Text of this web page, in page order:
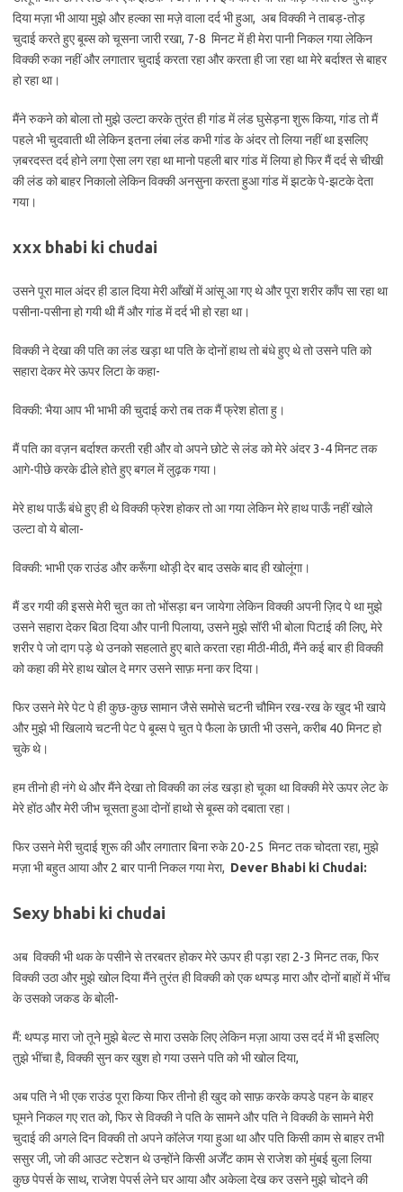
दिया मज़ा भी आया मुझे और हल्का सा मज़े वाला दर्द भी हुआ, अब विक्की ने ताबड़-तोड़
चुदाई करते हुए बूब्स को चूसना जारी रखा, 7-8 मिनट में ही मेरा पानी निकल गया लेकिन
विक्की रुका नहीं और लगातार चुदाई करता रहा और करता ही जा रहा था मेरे बर्दाश्त से बाहर
हो रहा था।
मैंने रुकने को बोला तो मुझे उल्टा करके तुरंत ही गांड में लंड घुसेड़ना शुरू किया, गांड तो मैं
पहले भी चुदवाती थी लेकिन इतना लंबा लंड कभी गांड के अंदर तो लिया नहीं था इसलिए
ज़बरदस्त दर्द होने लगा ऐसा लग रहा था मानो पहली बार गांड में लिया हो फिर मैं दर्द से चीखी
की लंड को बाहर निकालो लेकिन विक्की अनसुना करता हुआ गांड में झटके पे-झटके देता
गया।
xxx bhabi ki chudai
उसने पूरा माल अंदर ही डाल दिया मेरी आँखों में आंसू आ गए थे और पूरा शरीर काँप सा रहा था
पसीना-पसीना हो गयी थी मैं और गांड में दर्द भी हो रहा था।
विक्की ने देखा की पति का लंड खड़ा था पति के दोनों हाथ तो बंधे हुए थे तो उसने पति को
सहारा देकर मेरे ऊपर लिटा के कहा-
विक्की: भैया आप भी भाभी की चुदाई करो तब तक मैं फ्रेश होता हु।
मैं पति का वज़न बर्दाश्त करती रही और वो अपने छोटे से लंड को मेरे अंदर 3-4 मिनट तक
आगे-पीछे करके ढीले होते हुए बगल में लुढ़क गया।
मेरे हाथ पाऊँ बंधे हुए ही थे विक्की फ्रेश होकर तो आ गया लेकिन मेरे हाथ पाऊँ नहीं खोले
उल्टा वो ये बोला-
विक्की: भाभी एक राउंड और करूँगा थोड़ी देर बाद उसके बाद ही खोलूंगा।
मैं डर गयी की इससे मेरी चुत का तो भोंसड़ा बन जायेगा लेकिन विक्की अपनी ज़िद पे था मुझे
उसने सहारा देकर बिठा दिया और पानी पिलाया, उसने मुझे सॉरी भी बोला पिटाई की लिए, मेरे
शरीर पे जो दाग पड़े थे उनको सहलाते हुए बाते करता रहा मीठी-मीठी, मैंने कई बार ही विक्की
को कहा की मेरे हाथ खोल दे मगर उसने साफ़ मना कर दिया।
फिर उसने मेरे पेट पे ही कुछ-कुछ सामान जैसे समोसे चटनी चौमिन रख-रख के खुद भी खाये
और मुझे भी खिलाये चटनी पेट पे बूब्स पे चुत पे फैला के छाती भी उसने, करीब 40 मिनट हो
चुके थे।
हम तीनो ही नंगे थे और मैंने देखा तो विक्की का लंड खड़ा हो चूका था विक्की मेरे ऊपर लेट के
मेरे होंठ और मेरी जीभ चूसता हुआ दोनों हाथो से बूब्स को दबाता रहा।
फिर उसने मेरी चुदाई शुरू की और लगातार बिना रुके 20-25 मिनट तक चोदता रहा, मुझे
मज़ा भी बहुत आया और 2 बार पानी निकल गया मेरा, Dever Bhabi ki Chudai:
Sexy bhabi ki chudai
अब विक्की भी थक के पसीने से तरबतर होकर मेरे ऊपर ही पड़ा रहा 2-3 मिनट तक, फिर
विक्की उठा और मुझे खोल दिया मैंने तुरंत ही विक्की को एक थप्पड़ मारा और दोनों बाहों में भींच
के उसको जकड के बोली-
मैं: थप्पड़ मारा जो तूने मुझे बेल्ट से मारा उसके लिए लेकिन मज़ा आया उस दर्द में भी इसलिए
तुझे भींचा है, विक्की सुन कर खुश हो गया उसने पति को भी खोल दिया,
अब पति ने भी एक राउंड पूरा किया फिर तीनो ही खुद को साफ़ करके कपडे पहन के बाहर
घूमने निकल गए रात को, फिर से विक्की ने पति के सामने और पति ने विक्की के सामने मेरी
चुदाई की अगले दिन विक्की तो अपने कॉलेज गया हुआ था और पति किसी काम से बाहर तभी
ससुर जी, जो की आउट स्टेशन थे उन्होंने किसी अर्जेंट काम से राजेश को मुंबई बुला लिया
कुछ पेपर्स के साथ, राजेश पेपर्स लेने घर आया और अकेला देख कर उसने मुझे चोदने की